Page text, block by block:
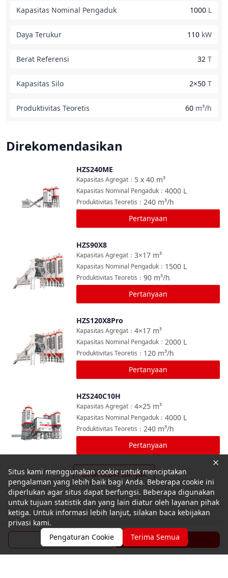
Kapasitas Nominal Pengaduk 1000 L
Daya Terukur 110 kW
Berat Referensi 32 T
Kapasitas Silo 2×50 T
Produktivitas Teoretis 60 m³/h
Direkomendasikan
HZS240ME
5 x 40 m³
Kapasitas Agregat ：
4000 L
Kapasitas Nominal Pengaduk ：
240 m³/h
Produktivitas Teoretis ：
Pertanyaan
HZS90X8
3×17 m³
Kapasitas Agregat ：
1500 L
Kapasitas Nominal Pengaduk ：
90 m³/h
Produktivitas Teoretis ：
Pertanyaan
HZS120X8Pro
4×17 m³
Kapasitas Agregat ：
2000 L
Kapasitas Nominal Pengaduk ：
120 m³/h
Produktivitas Teoretis ：
Pertanyaan
HZS240C10H
4×25 m³
Kapasitas Agregat ：
4000 L
Kapasitas Nominal Pengaduk ：
240 m³/h
Produktivitas Teoretis ：
Pertanyaan
Lihat Lebih Banyak
Brosur Pertanyaan
Situs kami menggunakan cookie untuk menciptakan
pengalaman yang lebih baik bagi Anda. Beberapa cookie ini
diperlukan agar situs dapat berfungsi. Beberapa digunakan
untuk tujuan statistik dan yang lain diatur oleh layanan pihak
ketiga. Untuk informasi lebih lanjut, silakan baca kebijakan
privasi kami.
Pengaturan Cookie
Terima Semua